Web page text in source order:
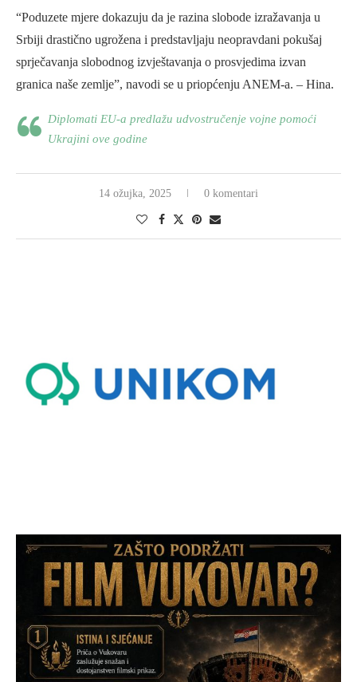
“Poduzete mjere dokazuju da je razina slobode izražavanja u
Srbiji drastično ugrožena i predstavljaju neopravdani pokušaj
sprječavanja slobodnog izvještavanja o prosvjedima izvan
granica naše zemlje”, navodi se u priopćenju ANEM-a. – Hina.
Diplomati EU-a predlažu udvostručenje vojne pomoći
Ukrajini ove godine
14 ožujka, 2025 0 komentari